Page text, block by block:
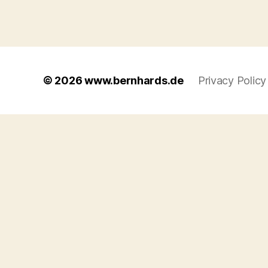
© 2026www.bernhards.de Privacy Policy